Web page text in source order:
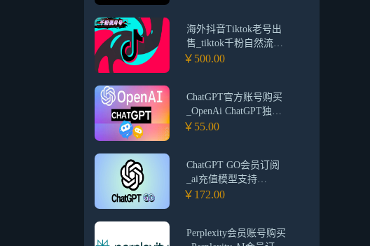
海外抖音Tiktok老号出
售_tiktok千粉自然流账
号购买_抖音国际版
￥500.00
ChatGPT官方账号购买
_OpenAi ChatGPT独享
成品账号一人一号 超级
￥55.00
ChatGPT GO会员订阅
_ai充值模型支持
OpenAI账号订阅升级
￥172.00
Perplexity会员账号购买